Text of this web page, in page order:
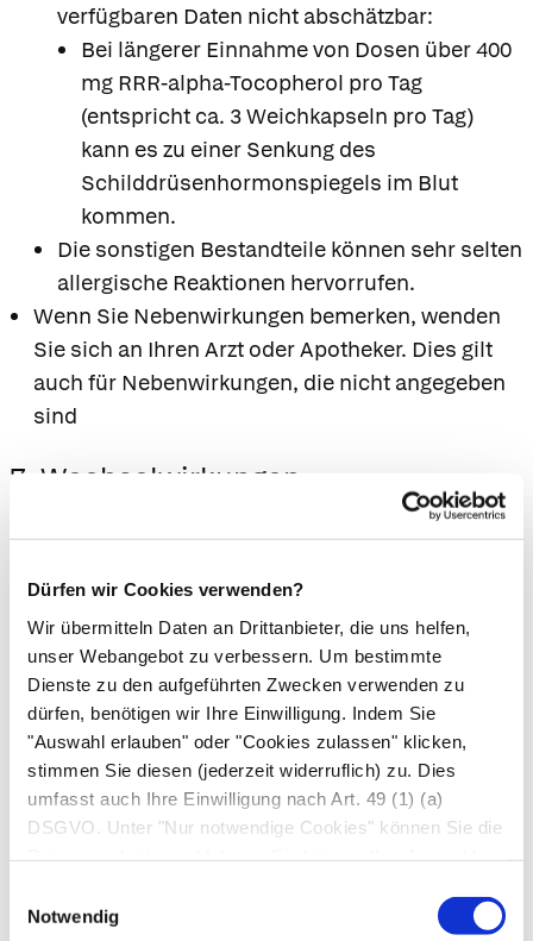
Dürfen wir Cookies verwenden?
Wir übermitteln Daten an Drittanbieter, die uns helfen,
unser Webangebot zu verbessern. Um bestimmte
Dienste zu den aufgeführten Zwecken verwenden zu
dürfen, benötigen wir Ihre Einwilligung. Indem Sie
"Auswahl erlauben" oder "Cookies zulassen" klicken,
stimmen Sie diesen (jederzeit widerruflich) zu. Dies
umfasst auch Ihre Einwilligung nach Art. 49 (1) (a)
DSGVO. Unter "Nur notwendige Cookies" können Sie die
Notwendig
verfügbaren Daten nicht abschätzbar:
Bei längerer Einnahme von Dosen über 400
mg RRR-alpha-Tocopherol pro Tag
(entspricht ca. 3 Weichkapseln pro Tag)
kann es zu einer Senkung des
Schilddrüsenhormonspiegels im Blut
kommen.
Die sonstigen Bestandteile können sehr selten
allergische Reaktionen hervorrufen.
Wenn Sie Nebenwirkungen bemerken, wenden
Sie sich an Ihren Arzt oder Apotheker. Dies gilt
auch für Nebenwirkungen, die nicht angegeben
sind
7. Wechselwirkungen
Einnahme zusammen mit anderen Arzneimitteln
wenn Sie andere Arzneimittel anwenden,
kürzlich andere Arzneimittel angewendet
haben oder beabsichtigen andere Arzneimittel
anzuwenden.
Die Wirkung des Präparates wird wie folgt
beeinflusst:
Die Wirkung vkann bei gleichzeitiger
Einnahme von eisenhaltigen Arzneimitteln
vermindert werden.
Arzneistoffe bzw. Präparategruppen kann